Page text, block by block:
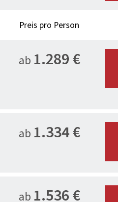
Preis pro Person
ab 1.289 €
ab 1.334 €
ab 1.536 €